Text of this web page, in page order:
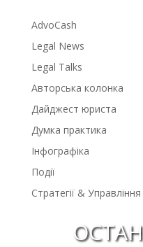
AdvoCash
Legal News
Legal Talks
Авторська колонка
Дайджест юриста
Думка практика
Інфографіка
Події
Стратегії & Управління